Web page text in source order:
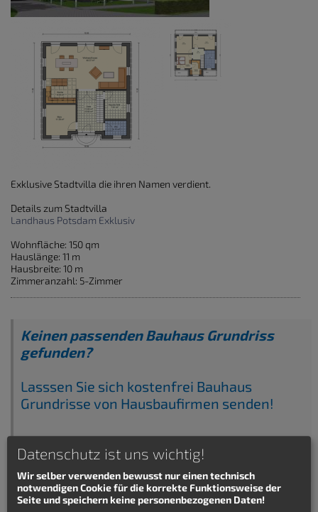
Exklusive Stadtvilla die ihren Namen verdient.
Details zum Stadtvilla
Landhaus Potsdam Exklusiv
Wohnfläche: 150 qm
Hauslänge: 11 m
Hausbreite: 10 m
Zimmeranzahl: 5-Zimmer
Keinen passenden Bauhaus Grundriss
gefunden?
Lasssen Sie sich kostenfrei Bauhaus
Grundrisse von Hausbaufirmen senden!
Datenschutz ist uns wichtig!
Wir selber verwenden bewusst nur einen technisch
notwendigen Cookie für die korrekte Funktionsweise der
Seite und speichern keine personenbezogenen Daten!